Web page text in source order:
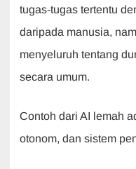
tugas-tugas tertentu
daripada manusia,
menyeluruh tentang
secara umum.
Contoh dari AI lemah
otonom, dan sistem